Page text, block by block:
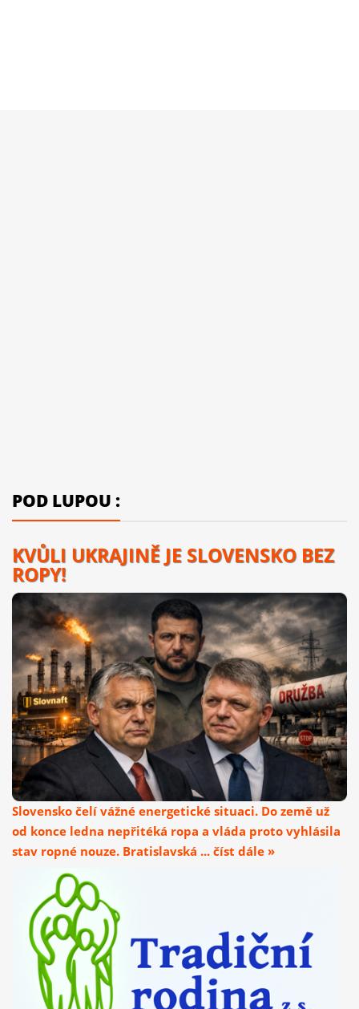
POD LUPOU :
KVŮLI UKRAJINĚ JE SLOVENSKO BEZ
ROPY!
Slovensko čelí vážné energetické situaci. Do země už
od konce ledna nepřitéká ropa a vláda proto vyhlásila
stav ropné nouze. Bratislavská ... číst dále »